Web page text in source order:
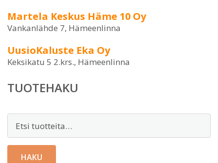
Martela Keskus Häme 10 Oy
Vankanlähde 7, Hämeenlinna
UusioKaluste Eka Oy
Keksikatu 5 2.krs., Hämeenlinna
TUOTEHAKU
HAKU